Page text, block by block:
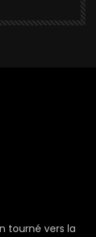
tourné vers la